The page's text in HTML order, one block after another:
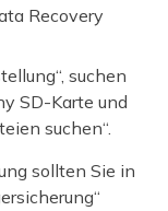
Recovery
suchen
SD-Karte und
suchen“.
sollten Sie in